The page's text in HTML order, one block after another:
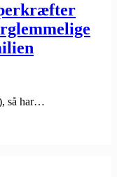
så har…